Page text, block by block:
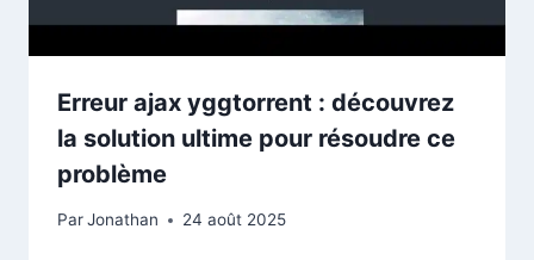
Erreur ajax yggtorrent : découvrez
la solution ultime pour résoudre ce
problème
ParJonathan 24 août 2025